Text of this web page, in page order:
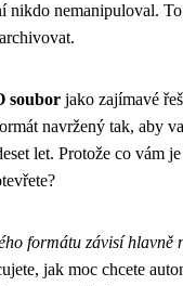
nikdo nemanipuloval.
soubor jako zajímavé
navržený tak, aby
let. Protože co vám
formátu závisí hlavně
jak moc chcete